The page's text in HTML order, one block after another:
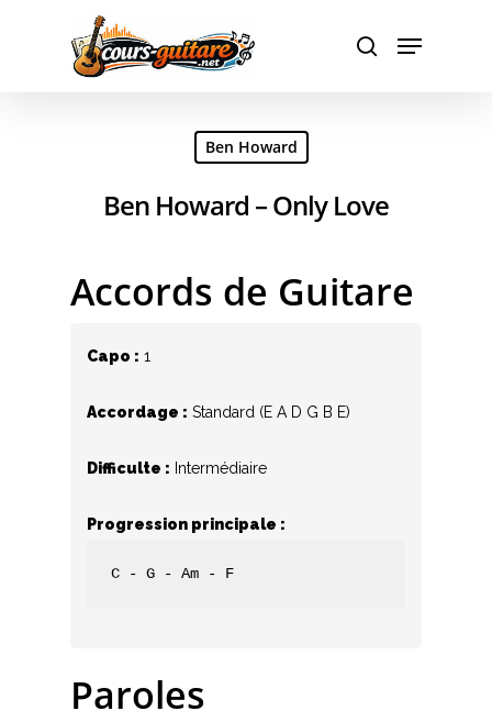
Hit enter to search or ESC to close
Ben Howard
Ben Howard – Only Love
Accords de Guitare
Capo : 1
Accordage : Standard (E A D G B E)
Difficulte : Intermédiaire
Progression principale :
C - G - Am - F
Paroles